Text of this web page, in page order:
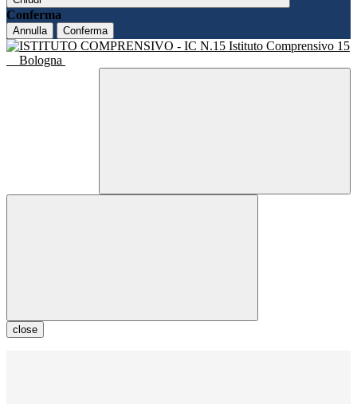
Conferma
Annulla Conferma
Istituto Comprensivo 15
Bologna
close